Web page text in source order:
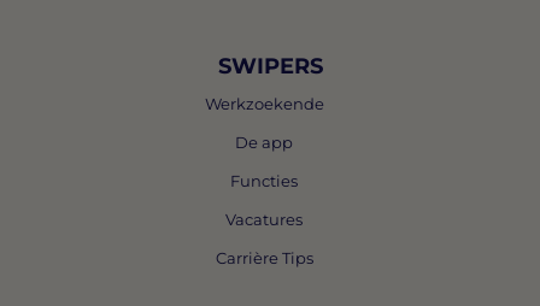
SWIPERS
Werkzoekende
De app
Functies
Vacatures
Carrière Tips